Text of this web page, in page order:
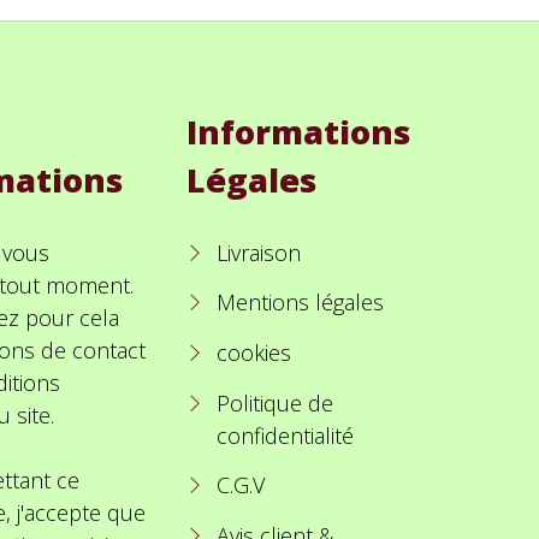
moment.
pour cela
de contact
site.
ce
j'accepte que
Informations
Légales
Livraison
Mentions légales
cookies
Politique de
confidentialité
C.G.V